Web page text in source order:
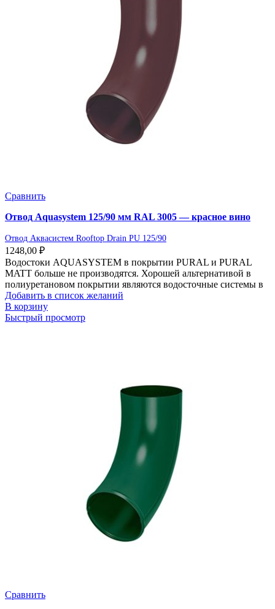
Сравнить
Отвод Aquasystem 125/90 мм RAL 3005 — красное вино
Отвод Аквасистем Rooftop Drain PU 125/90
1248,00 ₽
Водостоки AQUASYSTEM в покрытии PURAL и PURAL
MATT больше не производятся. Хорошей альтернативой в
полиуретановом покрытии являются водосточные системы в
Добавить в список желаний
В корзину
Быстрый просмотр
Сравнить